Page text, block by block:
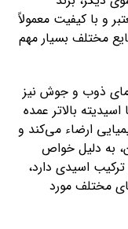
و با کیفیت معمولاً
مختلف بسیار مهم
ذوب و جوش نیز
بالاتر عمده
ارضاء می‌کند و
به دلیل خواص
اسیدی دارد،
مختلف مورد